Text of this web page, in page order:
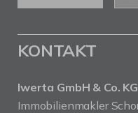
KONTAKT
Iwerta GmbH & Co. KG
Immobilienmakler